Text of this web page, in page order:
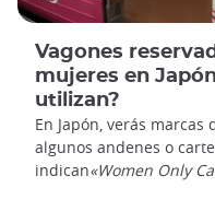
Vagones
mujeres en
utilizan?
En Japón, verás marcas
algunos andenes o
indican«Women Only